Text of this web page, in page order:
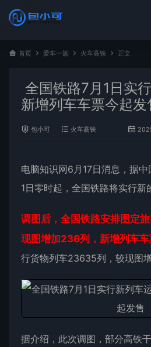
首页 爱车一族 火车高铁 正文
全国铁路7月1日实
新增列车车票今起发
包小可 火车高铁
电脑知识网6月17日消息，据
1日零时起，全国铁路将实行新
调图后，全国铁路安排图定
现图增加236列，新增列车车
行货物列车23635列，较现图
据介绍，此次调图，部分高铁